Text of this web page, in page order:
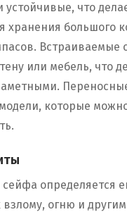
устойчивые, что
хранения большого
Встраиваемые
или мебель, что
которые
определяется
взлому, огню и